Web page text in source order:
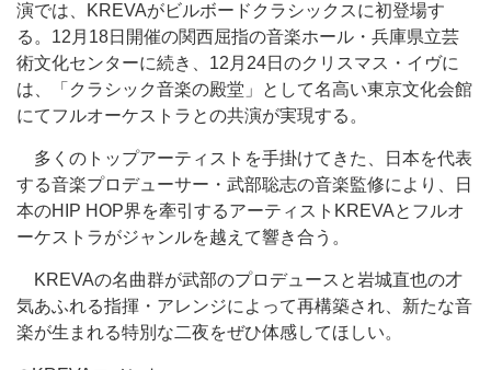
演では、KREVAがビルボードクラシックスに初登場す
る。12月18日開催の関西屈指の音楽ホール・兵庫県立芸
術文化センターに続き、12月24日のクリスマス・イヴに
は、「クラシック音楽の殿堂」として名高い東京文化会館
にてフルオーケストラとの共演が実現する。
多くのトップアーティストを手掛けてきた、日本を代表
する音楽プロデューサー・武部聡志の音楽監修により、日
本のHIP HOP界を牽引するアーティストKREVAとフルオ
ーケストラがジャンルを越えて響き合う。
KREVAの名曲群が武部のプロデュースと岩城直也の才
気あふれる指揮・アレンジによって再構築され、新たな音
楽が生まれる特別な二夜をぜひ体感してほしい。